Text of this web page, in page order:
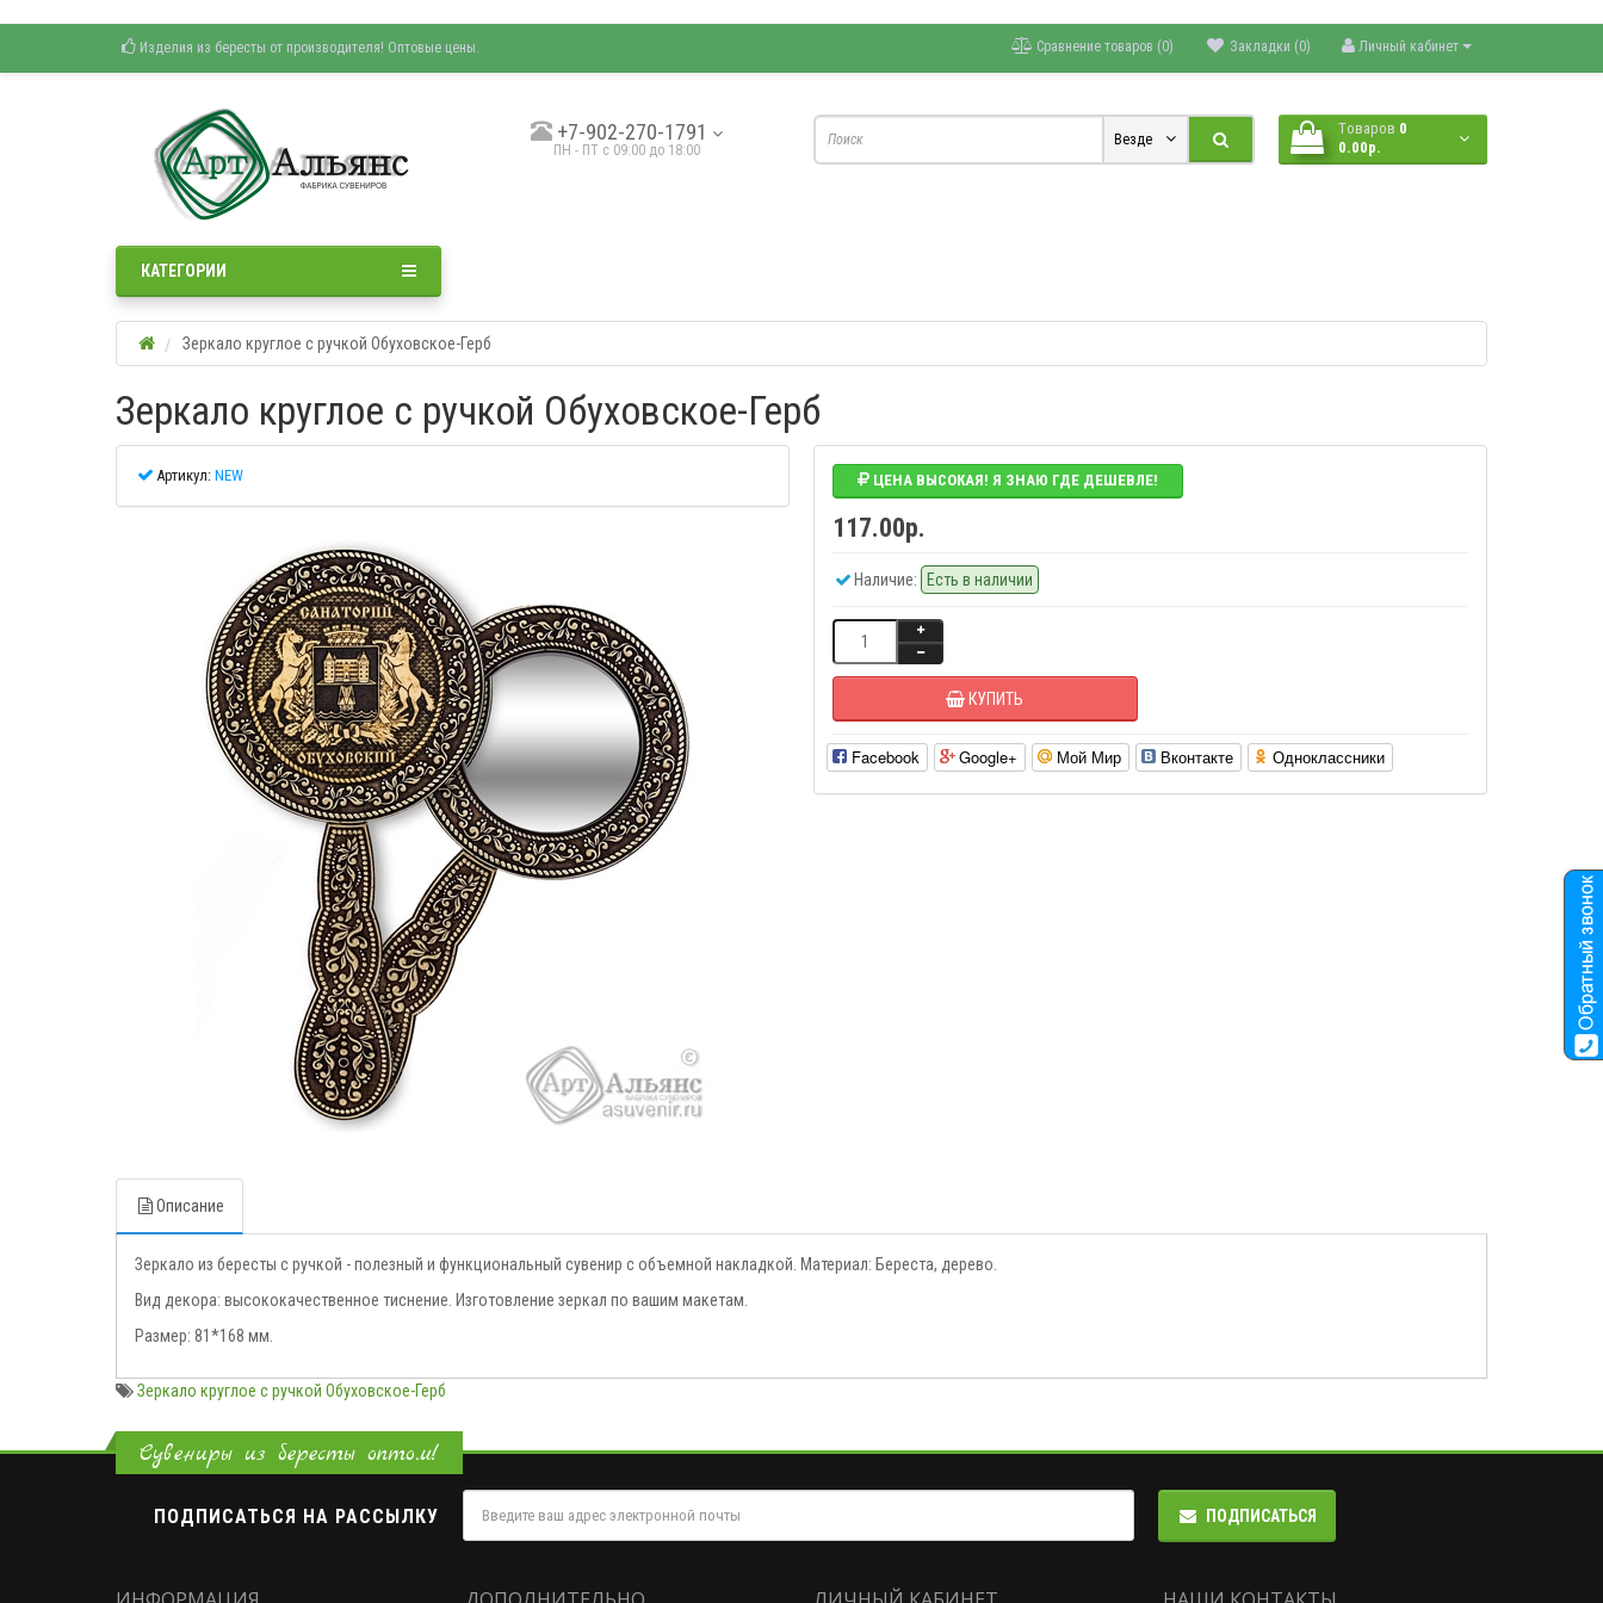
Изделия из бересты от производителя! Оптовые цены. Личный кабинет
Закладки (0)
Сравнение товаров (0)
+7-902-270-1791
ПН - ПТ с 09:00 до 18:00
Везде
Tоваров 0
0.00р.
КАТЕГОРИИ
Зеркало круглое с ручкой Обуховское-Герб
Зеркало круглое с ручкой Обуховское-Герб
Артикул: NEW ЦЕНА ВЫСОКАЯ! Я ЗНАЮ ГДЕ ДЕШЕВЛЕ!
117.00р.
Наличие: Есть в наличии
КУПИТЬ
Facebook Google+ Мой Мир Вконтакте Одноклассники
Описание
Зеркало из бересты с ручкой - полезный и функциональный сувенир с объемной накладкой. Материал: Береста, дерево.
Вид декора: высококачественное тиснение. Изготовление зеркал по вашим макетам.
Размер: 81*168 мм.
Зеркало круглое с ручкой Обуховское-Герб
Сувениры из бересты оптом!
ПОДПИСАТЬСЯ НА РАССЫЛКУ ПОДПИСАТЬСЯ